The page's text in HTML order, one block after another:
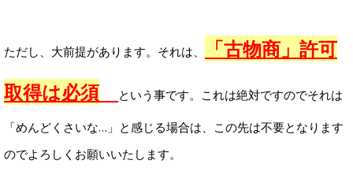
ただし、大前提があります。それは、
「古物商」許可
取得は必須
という事です。これは絶対ですのでそれは
「めんどくさいな…」と感じる場合は、この先は不要となります
のでよろしくお願いいたします。